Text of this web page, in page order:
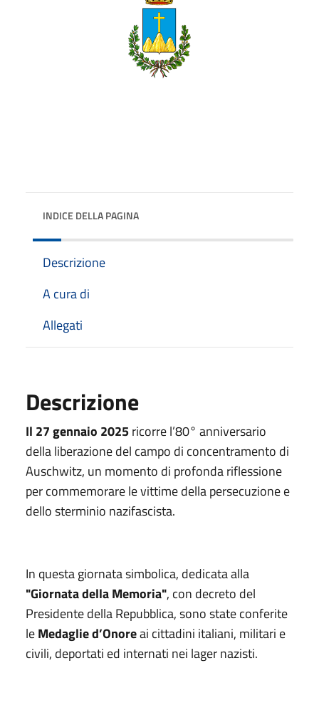
INDICE DELLA PAGINA
Descrizione
A cura di
Allegati
Descrizione
Il 27 gennaio 2025ricorre l’80° anniversario
della liberazione del campo di concentramento di
Auschwitz, un momento di profonda riflessione
per commemorare le vittime della persecuzione e
dello sterminio nazifascista.
In questa giornata simbolica, dedicata alla
"Giornata della Memoria", con decreto del
Presidente della Repubblica, sono state conferite
leMedaglie d’Onoreai cittadini italiani, militari e
civili, deportati ed internati nei lager nazisti.